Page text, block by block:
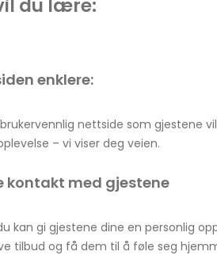
du lære:
enklere:
nettside som gjestene
– vi viser deg veien.
kontakt med gjestene
kan gi gjestene dine en personlig
tilbud og få dem til å føle seg